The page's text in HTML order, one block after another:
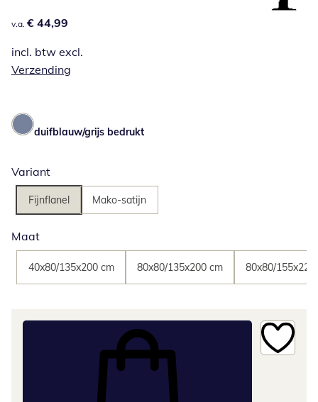
€ 44,99
v.a. € 44,99
incl. btw excl.
Verzending
duifblauw/grijs bedrukt
Variant
Fijnflanel Mako-satijn
Maat
40x80/135x200 cm 80x80/135x200 cm 80x80/155x220